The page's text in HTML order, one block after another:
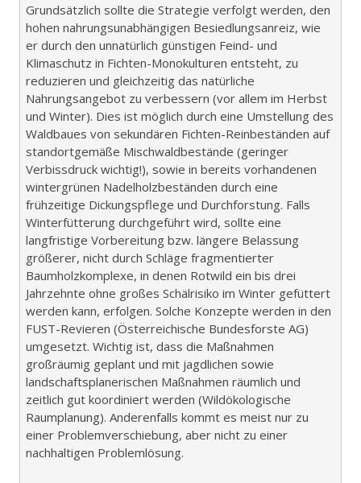
Grundsätzlich sollte die Strategie verfolgt werden, den
hohen nahrungsunabhängigen Besiedlungsanreiz, wie
er durch den unnatürlich günstigen Feind- und
Klimaschutz in Fichten-Monokulturen entsteht, zu
reduzieren und gleichzeitig das natürliche
Nahrungsangebot zu verbessern (vor allem im Herbst
und Winter). Dies ist möglich durch eine Umstellung des
Waldbaues von sekundären Fichten-Reinbeständen auf
standortgemäße Mischwaldbestände (geringer
Verbissdruck wichtig!), sowie in bereits vorhandenen
wintergrünen Nadelholzbeständen durch eine
frühzeitige Dickungspflege und Durchforstung. Falls
Winterfütterung durchgeführt wird, sollte eine
langfristige Vorbereitung bzw. längere Belassung
größerer, nicht durch Schläge fragmentierter
Baumholzkomplexe, in denen Rotwild ein bis drei
Jahrzehnte ohne großes Schälrisiko im Winter gefüttert
werden kann, erfolgen. Solche Konzepte werden in den
FUST-Revieren (Österreichische Bundesforste AG)
umgesetzt. Wichtig ist, dass die Maßnahmen
großräumig geplant und mit jagdlichen sowie
landschaftsplanerischen Maßnahmen räumlich und
zeitlich gut koordiniert werden (Wildökologische
Raumplanung). Anderenfalls kommt es meist nur zu
einer Problemverschiebung, aber nicht zu einer
nachhaltigen Problemlösung.